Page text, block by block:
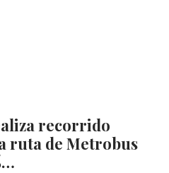
recorrido
ruta de Metrobus